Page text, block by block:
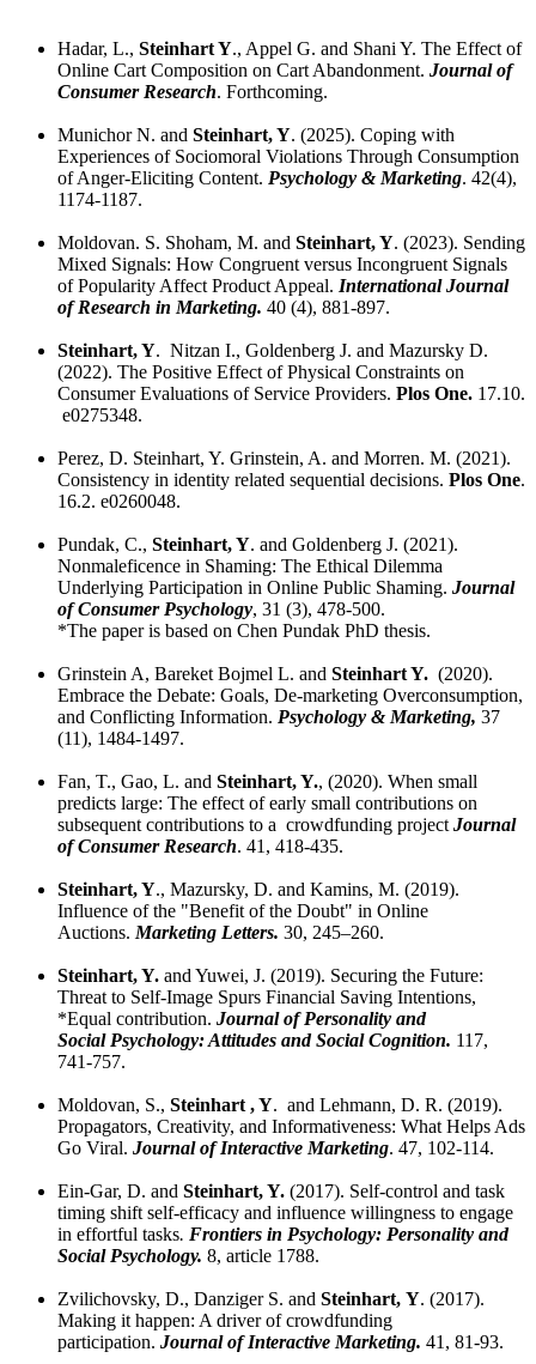
Hadar, L., Steinhart Y., Appel G. and Shani Y. The Effect of
Online Cart Composition on Cart Abandonment. Journal of
Consumer Research. Forthcoming.
Munichor N. and Steinhart, Y. (2025). Coping with
Experiences of Sociomoral Violations Through Consumption
of Anger-Eliciting Content. Psychology & Marketing. 42(4),
1174-1187.
Moldovan. S. Shoham, M. and Steinhart, Y. (2023). Sending
Mixed Signals: How Congruent versus Incongruent Signals
of Popularity Affect Product Appeal. International Journal
of Research in Marketing. 40 (4), 881-897.
Steinhart, Y. Nitzan I., Goldenberg J. and Mazursky D.
(2022). The Positive Effect of Physical Constraints on
Consumer Evaluations of Service Providers. Plos One. 17.10.
e0275348.
Perez, D. Steinhart, Y. Grinstein, A. and Morren. M. (2021).
Consistency in identity related sequential decisions. Plos One.
16.2. e0260048.
Pundak, C., Steinhart, Y. and Goldenberg J. (2021).
Nonmaleficence in Shaming: The Ethical Dilemma
Underlying Participation in Online Public Shaming. Journal
of Consumer Psychology, 31 (3), 478-500.
*The paper is based on Chen Pundak PhD thesis.
Grinstein A, Bareket Bojmel L. and Steinhart Y. (2020).
Embrace the Debate: Goals, De-marketing Overconsumption,
and Conflicting Information. Psychology & Marketing, 37
(11), 1484-1497.
Fan, T., Gao, L. and Steinhart, Y., (2020). When small
predicts large: The effect of early small contributions on
subsequent contributions to a crowdfunding project Journal
of Consumer Research. 41, 418-435.
Steinhart, Y., Mazursky, D. and Kamins, M. (2019).
Influence of the "Benefit of the Doubt" in Online
Auctions. Marketing Letters. 30, 245–260.
Steinhart, Y. and Yuwei, J. (2019). Securing the Future:
Threat to Self-Image Spurs Financial Saving Intentions,
*Equal contribution. Journal of Personality and
Social Psychology: Attitudes and Social Cognition. 117,
741-757.
Moldovan, S., Steinhart , Y. and Lehmann, D. R. (2019).
Propagators, Creativity, and Informativeness: What Helps Ads
Go Viral. Journal of Interactive Marketing. 47, 102-114.
Ein-Gar, D. and Steinhart, Y. (2017). Self-control and task
timing shift self-efficacy and influence willingness to engage
in effortful tasks. Frontiers in Psychology: Personality and
Social Psychology. 8, article 1788.
Zvilichovsky, D., Danziger S. and Steinhart, Y. (2017).
Making it happen: A driver of crowdfunding
participation. Journal of Interactive Marketing. 41, 81-93.